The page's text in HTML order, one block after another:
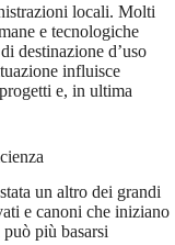
locali. Molti
e tecnologiche
destinazione d’uso
influisce
e, in ultima
un altro dei grandi
e canoni che iniziano
più basarsi